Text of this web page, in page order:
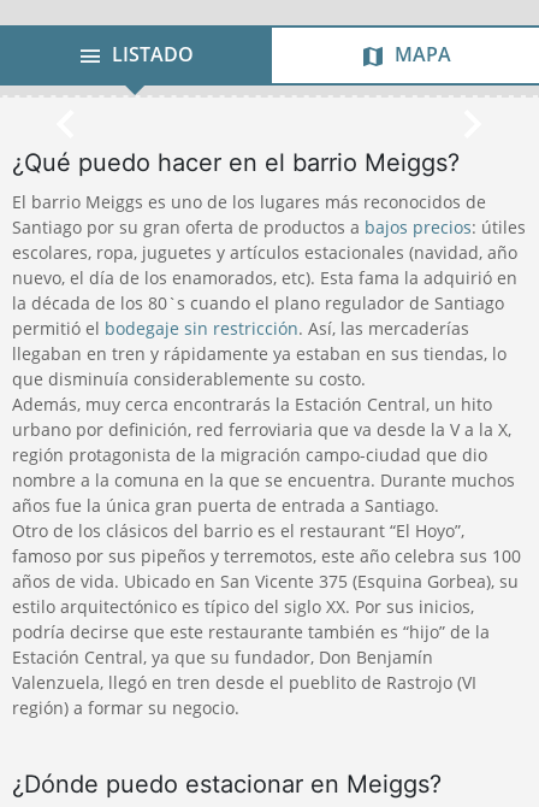
LISTADO MAPA
¿Qué puedo hacer en el barrio Meiggs?
El barrio Meiggs es uno de los lugares más reconocidos de
Santiago por su gran oferta de productos a bajos precios: útiles
escolares, ropa, juguetes y artículos estacionales (navidad, año
nuevo, el día de los enamorados, etc). Esta fama la adquirió en
la década de los 80`s cuando el plano regulador de Santiago
permitió el bodegaje sin restricción. Así, las mercaderías
llegaban en tren y rápidamente ya estaban en sus tiendas, lo
que disminuía considerablemente su costo.
Además, muy cerca encontrarás la Estación Central, un hito
urbano por definición, red ferroviaria que va desde la V a la X,
región protagonista de la migración campo-ciudad que dio
nombre a la comuna en la que se encuentra. Durante muchos
años fue la única gran puerta de entrada a Santiago.
Otro de los clásicos del barrio es el restaurant “El Hoyo”,
famoso por sus pipeños y terremotos, este año celebra sus 100
años de vida. Ubicado en San Vicente 375 (Esquina Gorbea), su
estilo arquitectónico es típico del siglo XX. Por sus inicios,
podría decirse que este restaurante también es “hijo” de la
Estación Central, ya que su fundador, Don Benjamín
Valenzuela, llegó en tren desde el pueblito de Rastrojo (VI
región) a formar su negocio.
¿Dónde puedo estacionar en Meiggs?